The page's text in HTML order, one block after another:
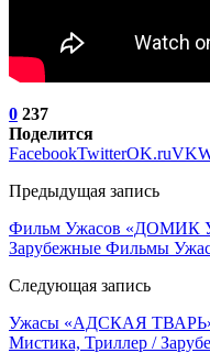
0 237
Поделится
FacebookTwitterOK.ruVK
Предыдущая запись
Фильм Ужасов «ДОМИК
Зарубежные Фильмы
Следующая запись
Ужасы «АДСКАЯ
Мистика, Триллер /